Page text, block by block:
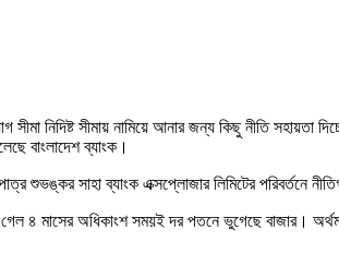
সীমা নিদিষ্ট সীমায় নামিয়ে আনার জন্য কিছু নীতি
বাংলাদেশ ব্যাংক।
শুভঙ্কর সাহা ব্যাংক এক্সপ্লোজার লিমিটের পরিবর্তনে
গেল ৪ মাসের অধিকাংশ সময়ই দর পতনে ভুগেছে বাজার।